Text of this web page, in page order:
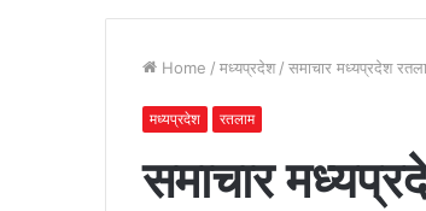
Home / मध्यप्रदेश / समाचार मध्यप्रदेश
मध्यप्रदेश रतलाम
समाचार